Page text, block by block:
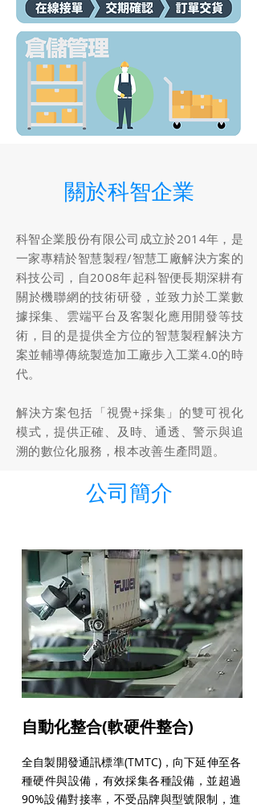
關於科智企業
科智企業股份有限公司成立於2014年，是
一家專精於智慧製程/智慧工廠解決方案的
科技公司，自2008年起科智便長期深耕有
關於機聯網的技術研發，並致力於工業數
據採集、雲端平台及客製化應用開發等技
術，目的是提供全方位的智慧製程解決方
案並輔導傳統製造加工廠步入工業4.0的時
代。
解決方案包括「視覺+採集」的雙可視化
模式，提供正確、及時、通透、警示與追
溯的數位化服務，根本改善生產問題。
公司簡介
自動化整合(軟硬件整合)
全自製開發通訊標準(TMTC)，向下延伸至各
種硬件與設備，有效採集各種設備，並超過
90%設備對接率，不受品牌與型號限制，進